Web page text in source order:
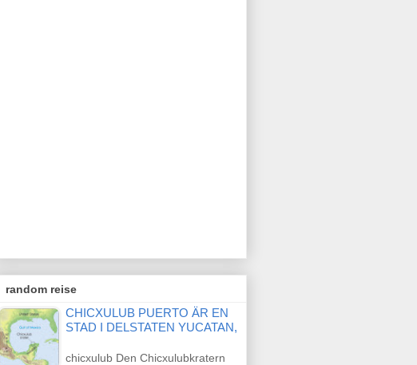
random reise
CHICXULUB PUERTO ÄR EN
STAD I DELSTATEN YUCATAN,
chicxulub Den Chicxulubkratern